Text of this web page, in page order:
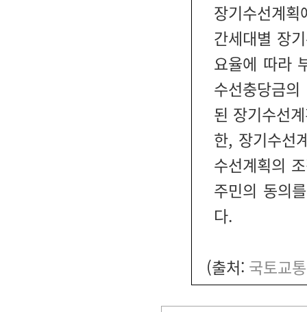
장기수선계
간세대별 장
요율에 따라
수선충당금
된 장기수선
한, 장기수선
수선계획의
주민의 동의
다.
(출처: 국토교